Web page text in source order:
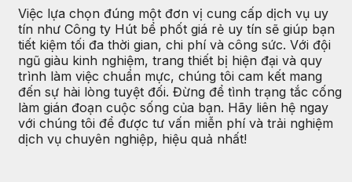
Việc lựa chọn đúng một đơn vị cung cấp dịch vụ uy
tín như Công ty Hút bể phốt giá rẻ uy tín sẽ giúp bạn
tiết kiệm tối đa thời gian, chi phí và công sức. Với đội
ngũ giàu kinh nghiệm, trang thiết bị hiện đại và quy
trình làm việc chuẩn mực, chúng tôi cam kết mang
đến sự hài lòng tuyệt đối. Đừng để tình trạng tắc cống
làm gián đoạn cuộc sống của bạn. Hãy liên hệ ngay
với chúng tôi để được tư vấn miễn phí và trải nghiệm
dịch vụ chuyên nghiệp, hiệu quả nhất!